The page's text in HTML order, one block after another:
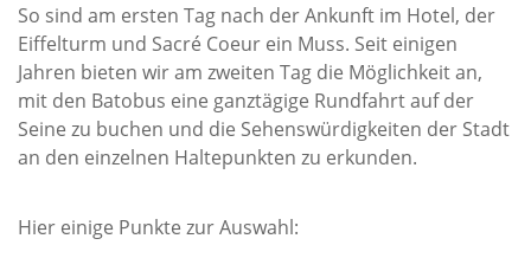
So sind am ersten Tag nach der Ankunft im Hotel, der
Eiffelturm und Sacré Coeur ein Muss. Seit einigen
Jahren bieten wir am zweiten Tag die Möglichkeit an,
mit den Batobus eine ganztägige Rundfahrt auf der
Seine zu buchen und die Sehenswürdigkeiten der Stadt
an den einzelnen Haltepunkten zu erkunden.
Hier einige Punkte zur Auswahl: